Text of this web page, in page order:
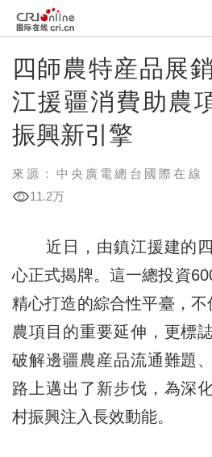
四師農特産品展
江援疆消費助農
振興新引擎
來源：中央廣電總台國際在線
11.2万
近日，由鎮江援建的四
心正式揭牌。這一總投資
精心打造的綜合性平臺，不
農項目的重要延伸，更標
破解邊疆農産品流通難題
路上邁出了新步伐，為深
村振興注入長效動能。